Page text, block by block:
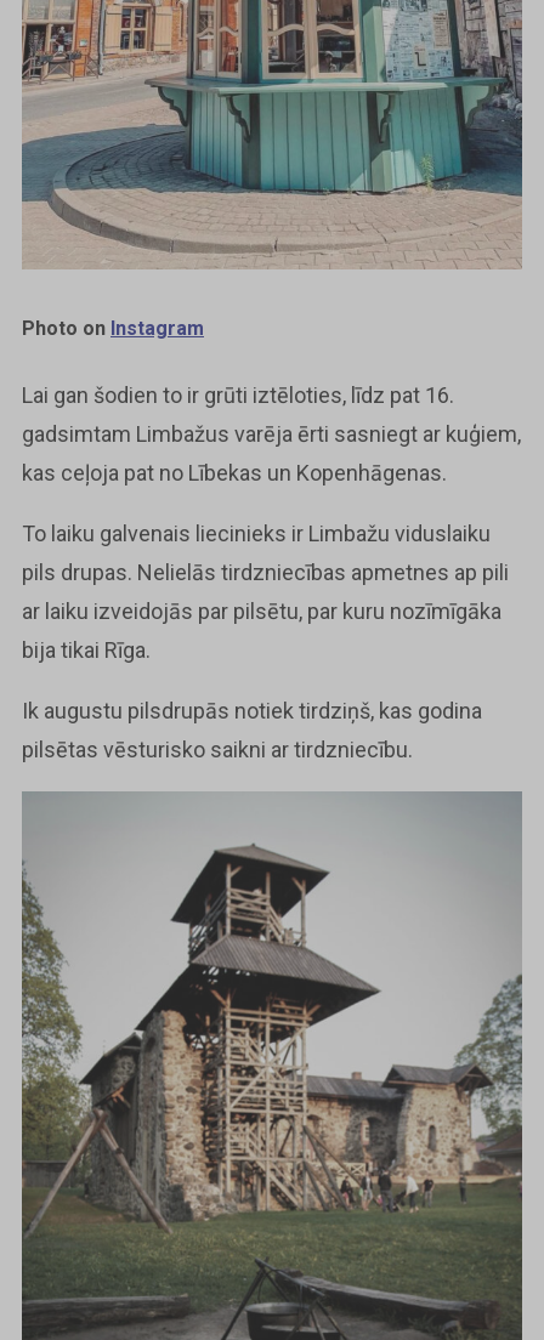
Photo on Instagram
Lai gan šodien to ir grūti iztēloties, līdz pat 16.
gadsimtam Limbažus varēja ērti sasniegt ar kuģiem,
kas ceļoja pat no Lībekas un Kopenhāgenas.
To laiku galvenais liecinieks ir Limbažu viduslaiku
pils drupas. Nelielās tirdzniecības apmetnes ap pili
ar laiku izveidojās par pilsētu, par kuru nozīmīgāka
bija tikai Rīga.
Ik augustu pilsdrupās notiek tirdziņš, kas godina
pilsētas vēsturisko saikni ar tirdzniecību.